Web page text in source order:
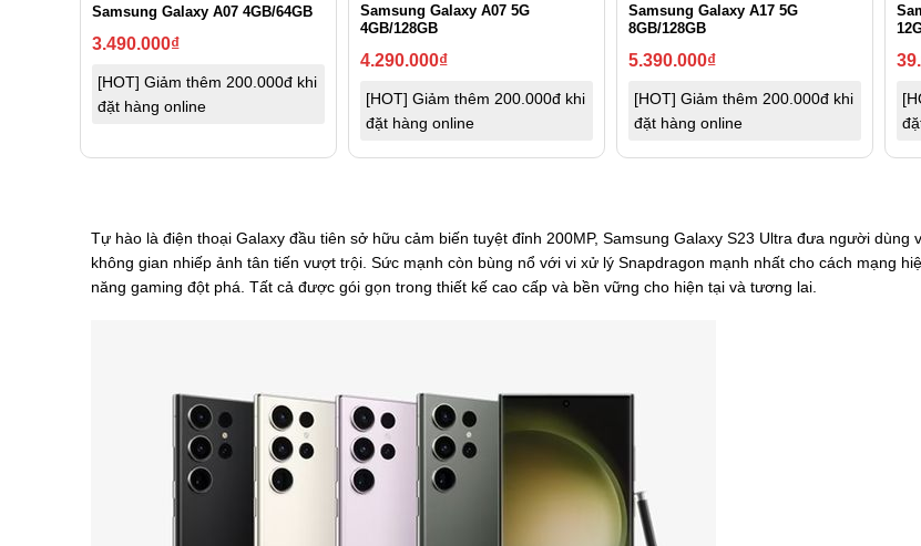
Samsung Galaxy A07 4GB/64GB
3.490.000₫
[HOT] Giảm thêm 200.000đ khi
đặt hàng online
Samsung Galaxy A07 5G
4GB/128GB
4.290.000₫
[HOT] Giảm thêm 200.000đ khi
đặt hàng online
Samsung Galaxy A17 5G
8GB/128GB
5.390.000₫
[HOT] Giảm thêm 200.000đ khi
đặt hàng online
Tự hào là điện thoại Galaxy đầu tiên sở hữu cảm biến tuyệt đỉnh 200MP, Samsung Galaxy S23 Ultra đưa người dùng
không gian nhiếp ảnh tân tiến vượt trội. Sức mạnh còn bùng nổ với vi xử lý Snapdragon mạnh nhất cho cách mạng
năng gaming đột phá. Tất cả được gói gọn trong thiết kế cao cấp và bền vững cho hiện tại và tương lai.